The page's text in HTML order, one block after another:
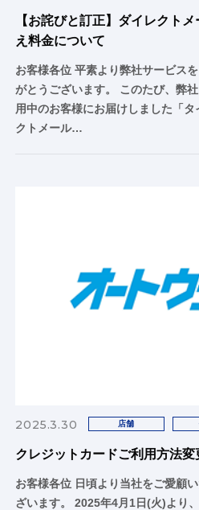
【お詫びと訂正】ダイレクト
え料金について
お客様各位 平素より弊社サービス
がとうございます。 このたび、弊
用中のお客様にお届けしました「
クトメール…
2025.3.30 店舗
クレジットカードご利用方法
お客様各位 日頃より当社をご愛顧
ざいます。 2025年4月1日(火)より